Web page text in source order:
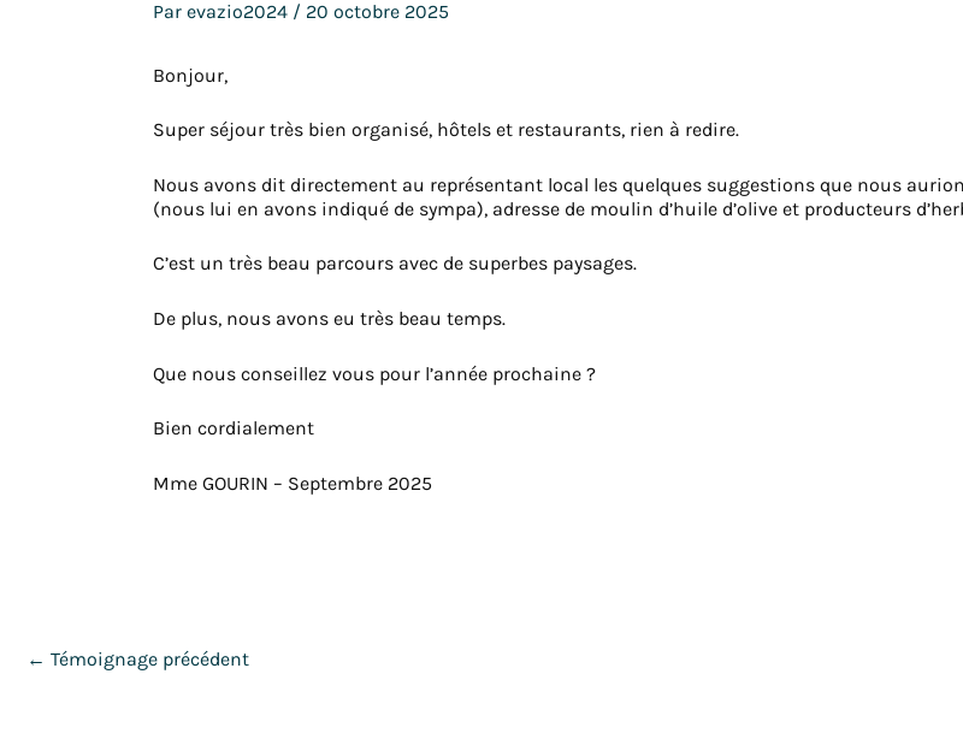
Par evazio2024 / 20 octobre 2025
Bonjour,
Super séjour très bien organisé, hôtels et restaurants, rien à redire.
Nous avons dit directement au représentant local les quelques suggestions que nous
(nous lui en avons indiqué de sympa), adresse de moulin d’huile d’olive et producteurs
C’est un très beau parcours avec de superbes paysages.
De plus, nous avons eu très beau temps.
Que nous conseillez vous pour l’année prochaine ?
Bien cordialement
Mme GOURIN – Septembre 2025
← Témoignage précédent